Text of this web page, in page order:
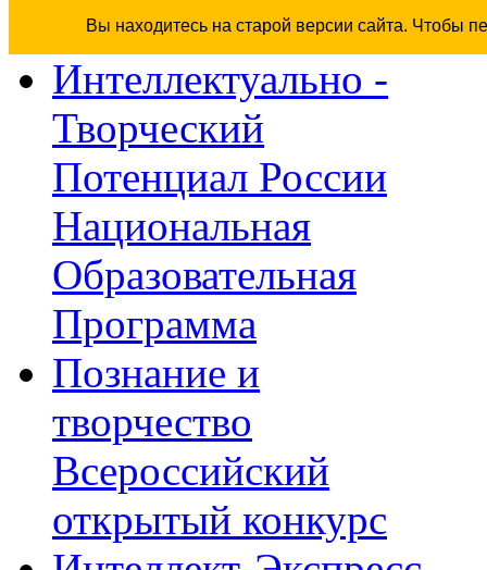
Вы находитесь на старой версии сайта. Чтобы
Интеллектуально -
Творческий
Потенциал России
Национальная
Образовательная
Программа
Познание и
творчество
Всероссийский
открытый конкурс